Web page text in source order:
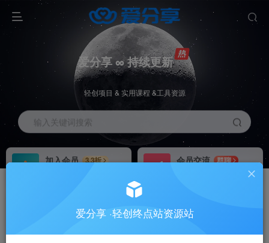
爱分享 ∞ 持续更新
轻创项目 & 实用课程 &工具资源
输入关键词搜索
加入会员
3.3折
会员交流
群聊
推广返佣高达70%
24小时自动赚钱
爱分享 ·轻创终点站资源站